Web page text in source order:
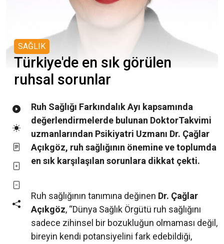
SAĞLIK
Türkiye'de en sık görülen
ruhsal sorunlar
Ruh Sağlığı Farkındalık Ayı kapsamında
değerlendirmelerde bulunan DoktorTakvimi
uzmanlarından Psikiyatri Uzmanı Dr. Çağlar
Açıkgöz, ruh sağlığının önemine ve toplumda
en sık karşılaşılan sorunlara dikkat çekti.
Ruh sağlığının tanımına değinen Dr. Çağlar
Açıkgöz, “Dünya Sağlık Örgütü ruh sağlığını
sadece zihinsel bir bozukluğun olmaması değil,
bireyin kendi potansiyelini fark edebildiği,